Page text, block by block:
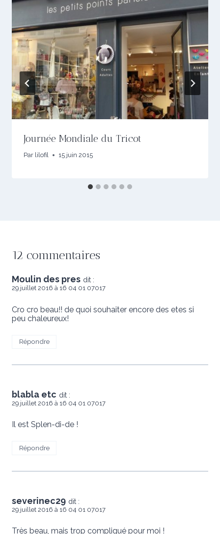
Journée Mondiale du Tricot
Par lilofil 15 juin 2015
12 commentaires
Moulin des pres dit :
29 juillet 2016 à 16 04 01 07017
Cro cro beau!! de quoi souhaiter encore des etes si
peu chaleureux!
Répondre
blabla etc dit :
29 juillet 2016 à 16 04 01 07017
Il est Splen-di-de !
Répondre
severinec29 dit :
29 juillet 2016 à 16 04 01 07017
Très beau, mais trop compliqué pour moi !